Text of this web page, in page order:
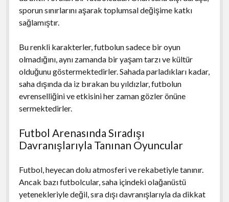
sporun sınırlarını aşarak toplumsal değişime katkı
sağlamıştır.
Bu renkli karakterler, futbolun sadece bir oyun
olmadığını, aynı zamanda bir yaşam tarzı ve kültür
olduğunu göstermektedirler. Sahada parladıkları kadar,
saha dışında da iz bırakan bu yıldızlar, futbolun
evrenselliğini ve etkisini her zaman gözler önüne
sermektedirler.
Futbol Arenasında Sıradışı
Davranışlarıyla Tanınan Oyuncular
Futbol, heyecan dolu atmosferi ve rekabetiyle tanınır.
Ancak bazı futbolcular, saha içindeki olağanüstü
yetenekleriyle değil, sıra dışı davranışlarıyla da dikkat